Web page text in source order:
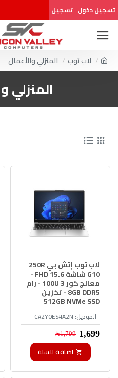
تسجيل دخول تسجيل
لاب توب المنزلي والأعمال
المنزلي
الموديل: CA2Y0ES#A2N
لاب توب إتش بي 250R
G10 شاشة 15.6 FHD -
معالج كور 3 100U - رام
8GB DDR5 - تخزين
512GB NVMe SSD
1,699﷼ 1,799﷼
اضافة للسلة